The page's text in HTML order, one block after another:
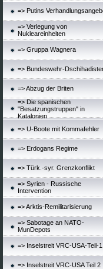
=> Putins
=> Verlegung von
Nukleareinheiten
=> Gruppa Wagnera
=> Bundeswehr-
=> Abzug der Briten
=> Die spanischen
"Besatzungstruppen" in
Katalonien
=> U-Boote mit Kommafehler
=> Erdogans Regime
=> Türk.-syr. Grenzkonflikt
=> Syrien - Russische
Intervention
=> Arktis-Remilitarisierung
=> Sabotage an NATO-
MunDepots
=> Inselstreit VRC-USA-Teil-1
=> Inselstreit VRC-USA Teil 2